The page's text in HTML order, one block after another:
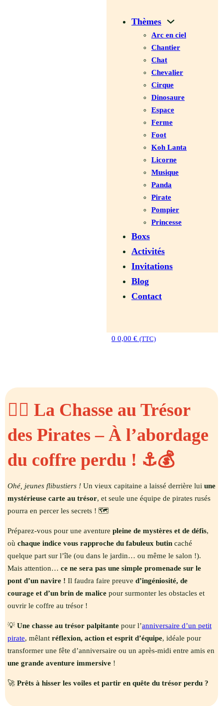
Thèmes
Arc en ciel
Chantier
Chat
Chevalier
Cirque
Dinosaure
Espace
Ferme
Foot
Koh Lanta
Licorne
Musique
Panda
Pirate
Pompier
Princesse
Boxs
Activités
Invitations
Blog
Contact
0 0,00 € (TTC)
🏴‍☠️ La Chasse au Trésor
des Pirates – À l’abordage
du coffre perdu ! ⚓️💰
Ohé, jeunes flibustiers ! Un vieux capitaine a laissé derrière lui une
mystérieuse carte au trésor, et seule une équipe de pirates rusés
pourra en percer les secrets ! 🗺️
Préparez-vous pour une aventure pleine de mystères et de défis,
où chaque indice vous rapproche du fabuleux butin caché
quelque part sur l’île (ou dans le jardin… ou même le salon !).
Mais attention… ce ne sera pas une simple promenade sur le
pont d’un navire ! Il faudra faire preuve d’ingéniosité, de
courage et d’un brin de malice pour surmonter les obstacles et
ouvrir le coffre au trésor !
💡 Une chasse au trésor palpitante pour l’anniversaire d’un petit
pirate, mêlant réflexion, action et esprit d’équipe, idéale pour
transformer une fête d’anniversaire ou un après-midi entre amis en
une grande aventure immersive !
🚀 Prêts à hisser les voiles et partir en quête du trésor perdu ?